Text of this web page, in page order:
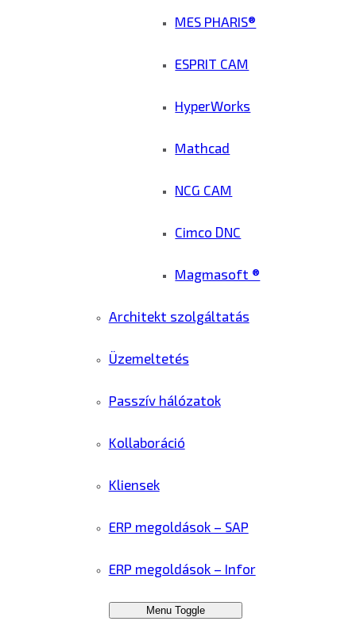
MES PHARIS®
ESPRIT CAM
HyperWorks
Mathcad
NCG CAM
Cimco DNC
Magmasoft ®
Architekt szolgáltatás
Üzemeltetés
Passzív hálózatok
Kollaboráció
Kliensek
ERP megoldások – SAP
ERP megoldások – Infor
Menu Toggle